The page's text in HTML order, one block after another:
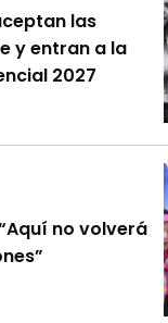
las
y entran a la
2027
no volverá